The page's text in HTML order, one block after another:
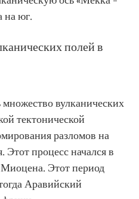
на юг.
полей в
вулканических
тектонической
разломов на
Этот процесс начался в
Этот период
Аравийский